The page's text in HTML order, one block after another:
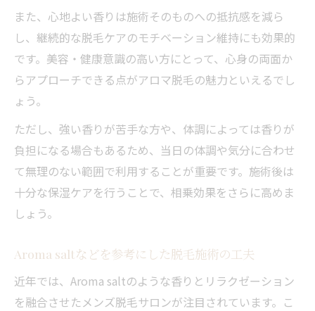
また、心地よい香りは施術そのものへの抵抗感を減ら
し、継続的な脱毛ケアのモチベーション維持にも効果的
です。美容・健康意識の高い方にとって、心身の両面か
らアプローチできる点がアロマ脱毛の魅力といえるでし
ょう。
ただし、強い香りが苦手な方や、体調によっては香りが
負担になる場合もあるため、当日の体調や気分に合わせ
て無理のない範囲で利用することが重要です。施術後は
十分な保湿ケアを行うことで、相乗効果をさらに高めま
しょう。
Aroma saltなどを参考にした脱毛施術の工夫
近年では、Aroma saltのような香りとリラクゼーション
を融合させたメンズ脱毛サロンが注目されています。こ